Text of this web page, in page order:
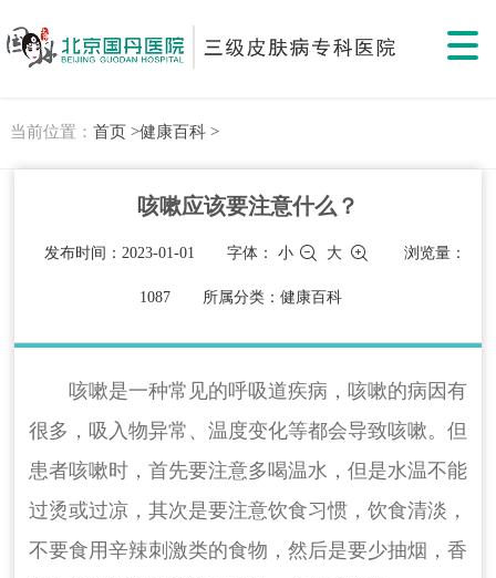
当前位置： 首页 >健康百科 >
咳嗽应该要注意什么？
发布时间：2023-01-01 字体：小 大 浏览量：
1087 所属分类：健康百科
咳嗽是一种常见的呼吸道疾病，咳嗽的病因有
很多，吸入物异常、温度变化等都会导致咳嗽。但
患者咳嗽时，首先要注意多喝温水，但是水温不能
过烫或过凉，其次是要注意饮食习惯，饮食清淡，
不要食用辛辣刺激类的食物，然后是要少抽烟，香